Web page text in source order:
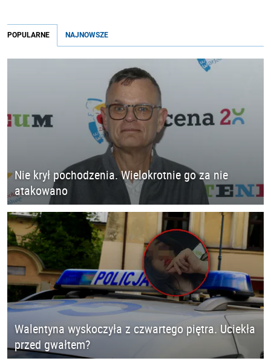
POPULARNE NAJNOWSZE
Nie krył pochodzenia. Wielokrotnie go za nie
atakowano
Walentyna wyskoczyła z czwartego piętra. Uciekła
przed gwałtem?